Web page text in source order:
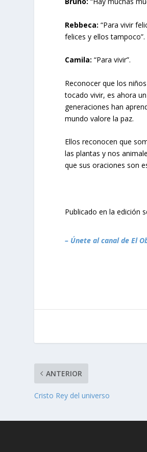
Rebbeca:“Para vivir
felices y ellos tampoco”.
Camila:“Para vivir”.
Reconocer que los
tocado vivir, es ahora
generaciones han
mundo valore la paz.
Ellos reconocen que
las plantas y nos
que sus oraciones son
Publicado en la edición
– Únete al canal de El
ANTERIOR
Cristo Rey del universo